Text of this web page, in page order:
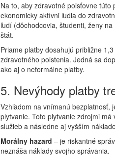
Na to, aby zdravotné poisťovne
ekonomicky aktívni ľudia do
ľudí (dôchodcovia, študenti, ženy
štát.
Priame platby dosahujú približne
zdravotného poistenia. Jedná sa
ako aj o neformálne platby.
5. Nevýhody platby
Vzhľadom na vnímanú bezplatnosť,
plytvanie. Toto plytvanie zdrojmi
služieb a následne aj vyšším
Morálny hazard – je riskantné
neznáša náklady svojho správania.